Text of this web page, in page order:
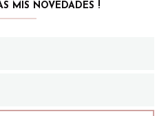
MIS NOVEDADES !